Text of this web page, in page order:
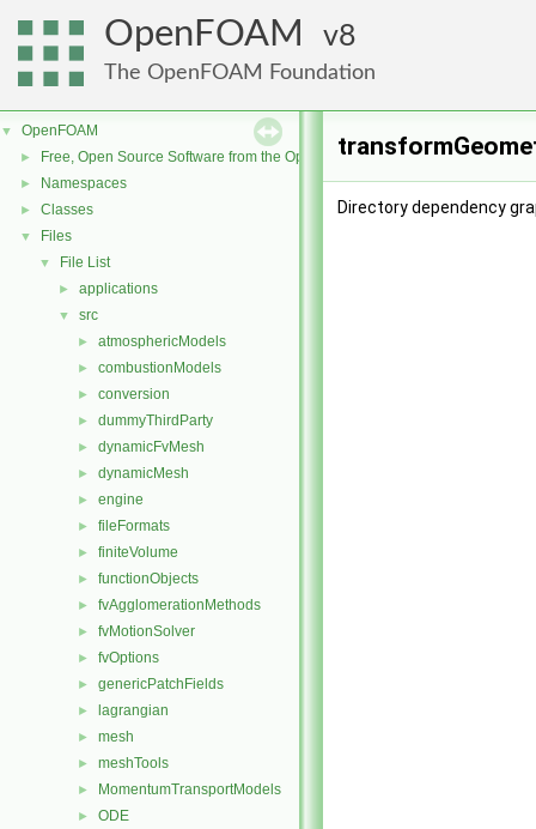
OpenFOAM 8
The OpenFOAM Foundation
▼ OpenFOAM
► Free, Open Source Software from the OpenFOAM Foundation
► Namespaces
► Classes
▼ Files
▼ File List
► applications
▼ src
► atmosphericModels
► combustionModels
► conversion
► dummyThirdParty
► dynamicFvMesh
► dynamicMesh
► engine
► fileFormats
► finiteVolume
► functionObjects
► fvAgglomerationMethods
► fvMotionSolver
► fvOptions
► genericPatchFields
► lagrangian
► mesh
► meshTools
► MomentumTransportModels
► ODE
Directory dependency